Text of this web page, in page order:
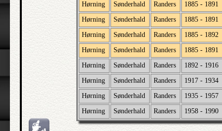
Hørning Sønderhald Randers 1885 - 1891
Hørning Sønderhald Randers 1885 - 1891
Hørning Sønderhald Randers 1885 - 1892
Hørning Sønderhald Randers 1885 - 1891
Hørning Sønderhald Randers 1892 - 1916
Hørning Sønderhald Randers 1917 - 1934
Hørning Sønderhald Randers 1935 - 1957
Hørning Sønderhald Randers 1958 - 1990